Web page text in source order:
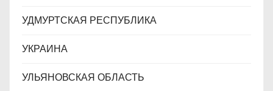
УДМУРТСКАЯ РЕСПУБЛИКА
УКРАИНА
УЛЬЯНОВСКАЯ ОБЛАСТЬ